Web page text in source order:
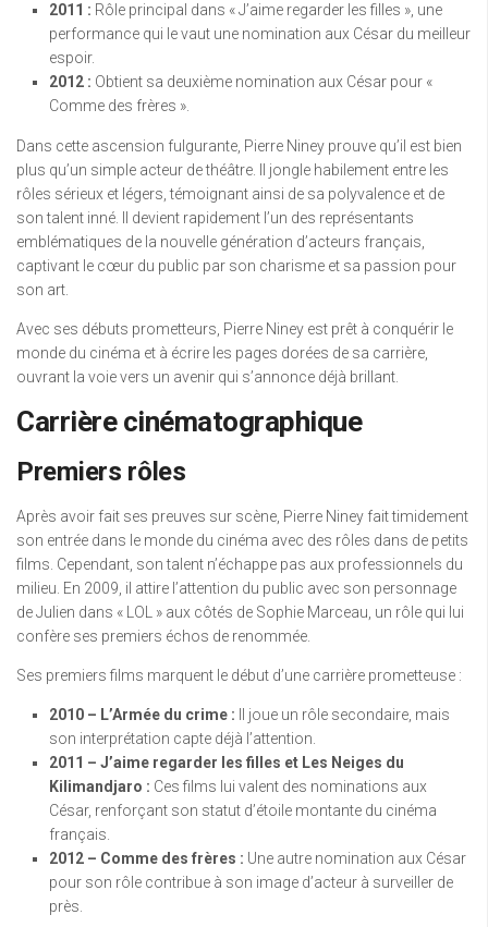
2011 : Rôle principal dans « J’aime regarder les filles », une
performance qui le vaut une nomination aux César du meilleur
espoir.
2012 : Obtient sa deuxième nomination aux César pour «
Comme des frères ».
Dans cette ascension fulgurante, Pierre Niney prouve qu’il est bien
plus qu’un simple acteur de théâtre. Il jongle habilement entre les
rôles sérieux et légers, témoignant ainsi de sa polyvalence et de
son talent inné. Il devient rapidement l’un des représentants
emblématiques de la nouvelle génération d’acteurs français,
captivant le cœur du public par son charisme et sa passion pour
son art.
Avec ses débuts prometteurs, Pierre Niney est prêt à conquérir le
monde du cinéma et à écrire les pages dorées de sa carrière,
ouvrant la voie vers un avenir qui s’annonce déjà brillant.
Carrière cinématographique
Premiers rôles
Après avoir fait ses preuves sur scène, Pierre Niney fait timidement
son entrée dans le monde du cinéma avec des rôles dans de petits
films. Cependant, son talent n’échappe pas aux professionnels du
milieu. En 2009, il attire l’attention du public avec son personnage
de Julien dans « LOL » aux côtés de Sophie Marceau, un rôle qui lui
confère ses premiers échos de renommée.
Ses premiers films marquent le début d’une carrière prometteuse :
2010 – L’Armée du crime : Il joue un rôle secondaire, mais
son interprétation capte déjà l’attention.
2011 – J’aime regarder les filles et Les Neiges du
Kilimandjaro : Ces films lui valent des nominations aux
César, renforçant son statut d’étoile montante du cinéma
français.
2012 – Comme des frères : Une autre nomination aux César
pour son rôle contribue à son image d’acteur à surveiller de
près.